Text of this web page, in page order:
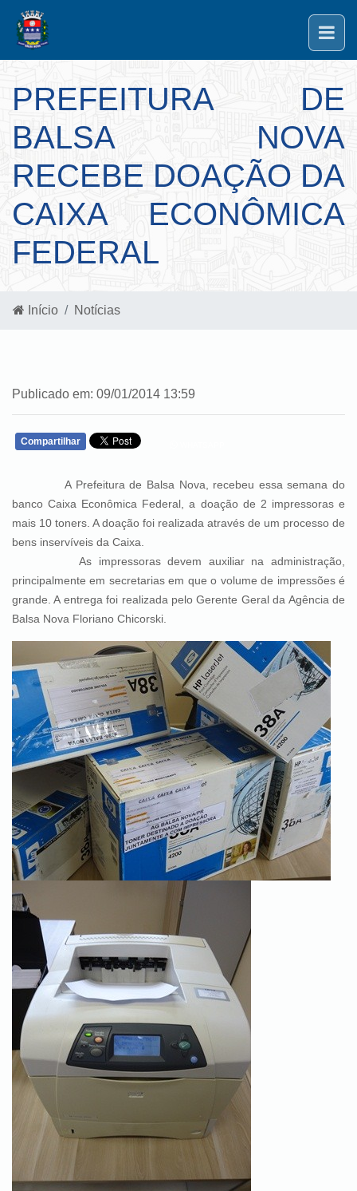
PREFEITURA DE
BALSA NOVA
RECEBE DOAÇÃO DA
CAIXA ECONÔMICA
FEDERAL
Início Notícias
Publicado em: 09/01/2014 13:59
Compartilhar
A Prefeitura de Balsa Nova, recebeu essa semana do
banco Caixa Econômica Federal, a doação de 2 impressoras e
mais 10 toners. A doação foi realizada através de um processo de
bens inservíveis da Caixa.
As impressoras devem auxiliar na administração,
principalmente em secretarias em que o volume de impressões é
grande. A entrega foi realizada pelo Gerente Geral da Agência de
Balsa Nova Floriano Chicorski.